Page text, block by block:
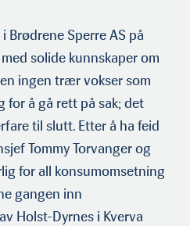
Brødrene Sperre AS på
solide kunnskaper om
ingen trær vokser som
for å gå rett på sak; det
til slutt. Etter å ha feid
Tommy Torvanger og
for all konsumomsetning
gangen inn
Holst-Dyrnes i Kverva